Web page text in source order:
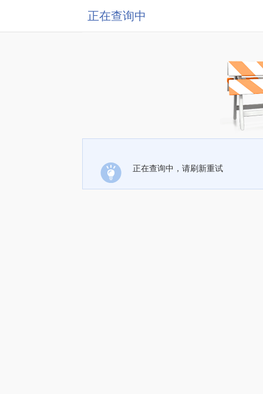
正在查询中
正在查询中，请刷新重试